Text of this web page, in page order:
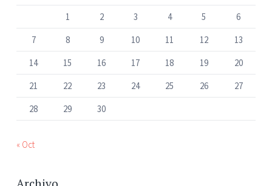
1
2 3 4 5
6
7
8 9 10 11 12
13
14
15 16 17 18 19
20
21
22 23 24 25 26
27
28
29 30
« Oct